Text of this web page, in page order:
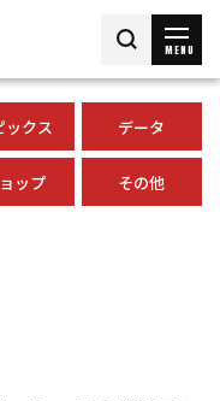
MENU
ックス データ
ップ その他